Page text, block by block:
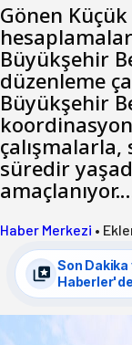
Gönen
Büyükşehir
düzenleme
Büyükşehir
çalışmalarla,
süredir
Haber Merkezi •
Son